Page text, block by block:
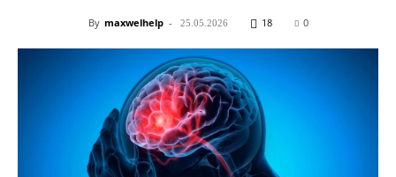
By maxwelhelp - 25.05.2026 18 0